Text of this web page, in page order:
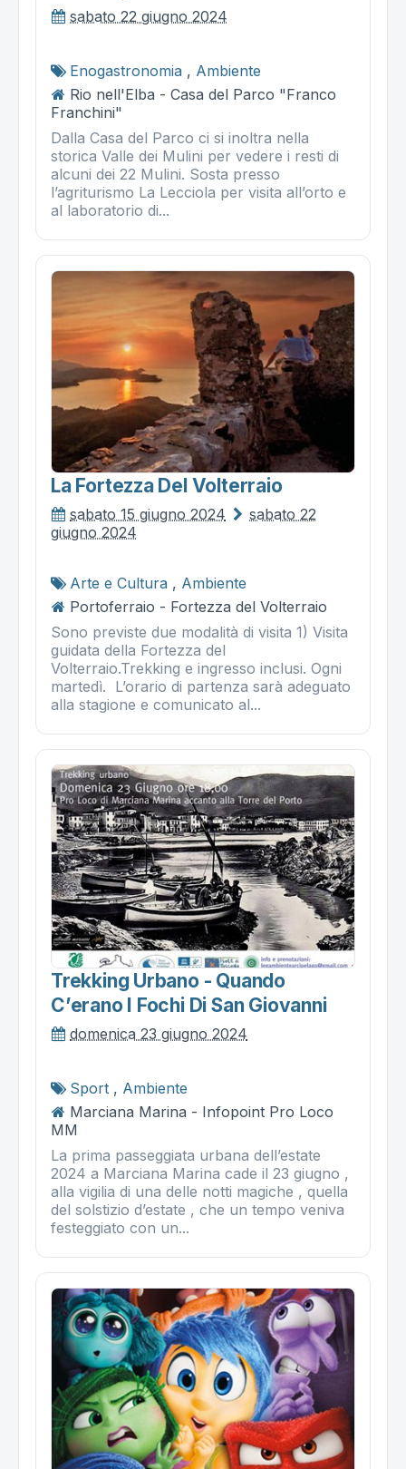
sabato 22 giugno 2024
Enogastronomia , Ambiente
Rio nell'Elba - Casa del Parco "Franco
Franchini"
Dalla Casa del Parco ci si inoltra nella
storica Valle dei Mulini per vedere i resti di
alcuni dei 22 Mulini. Sosta presso
l’agriturismo La Lecciola per visita all’orto e
al laboratorio di...
La Fortezza Del Volterraio
sabato 15 giugno 2024
sabato 22
giugno 2024
Arte e Cultura , Ambiente
Portoferraio - Fortezza del Volterraio
Sono previste due modalità di visita 1) Visita
guidata della Fortezza del
Volterraio.Trekking e ingresso inclusi. Ogni
martedì. L’orario di partenza sarà adeguato
alla stagione e comunicato al...
Trekking Urbano - Quando
C’erano I Fochi Di San Giovanni
domenica 23 giugno 2024
Sport , Ambiente
Marciana Marina - Infopoint Pro Loco
MM
La prima passeggiata urbana dell’estate
2024 a Marciana Marina cade il 23 giugno ,
alla vigilia di una delle notti magiche , quella
del solstizio d’estate , che un tempo veniva
festeggiato con un...